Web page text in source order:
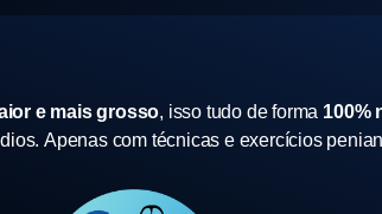
e mais grosso, isso tudo de forma 100%
Apenas com técnicas e exercícios